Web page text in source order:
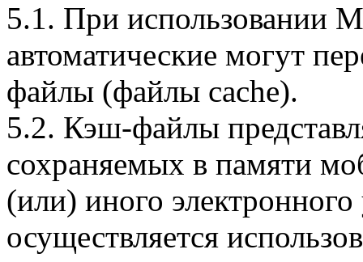
5.1. При использовании
автоматические могут
файлы (файлы cache).
5.2. Кэш-файлы
сохраняемых в памяти
(или) иного электронного
осуществляется